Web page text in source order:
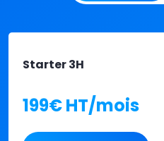
Starter 3H
199€ HT/mois